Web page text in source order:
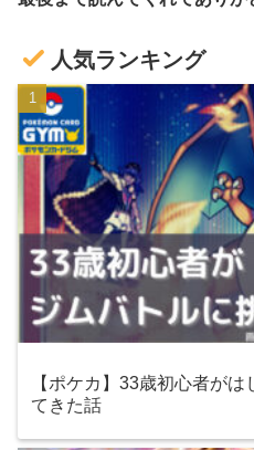
人気ランキング
【ポケカ】33歳初心者が
てきた話